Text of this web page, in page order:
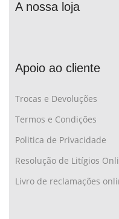
A nossa loja
Apoio ao cliente
Trocas e Devoluções
Termos e Condições
Politica de Privacidade
Resolução de Litígios
Livro de reclamações